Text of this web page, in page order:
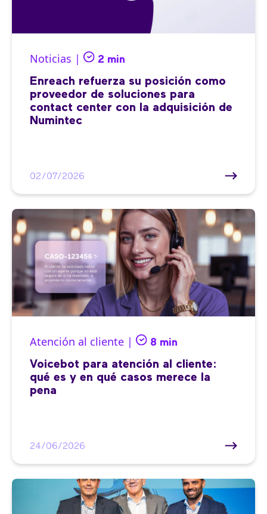
Noticias | 2 min
Enreach refuerza su posición como
proveedor de soluciones para
contact center con la adquisición de
Numintec
02/07/2026
Atención al cliente | 8 min
Voicebot para atención al cliente:
qué es y en qué casos merece la
pena
24/06/2026